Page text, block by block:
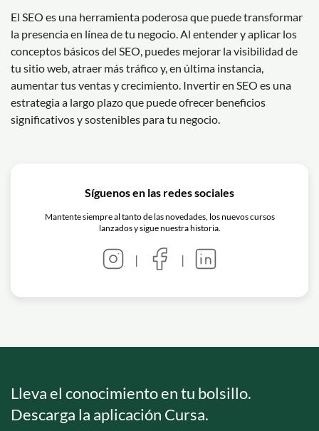
El SEO es una herramienta poderosa que puede transformar
la presencia en línea de tu negocio. Al entender y aplicar los
conceptos básicos del SEO, puedes mejorar la visibilidad de
tu sitio web, atraer más tráfico y, en última instancia,
aumentar tus ventas y crecimiento. Invertir en SEO es una
estrategia a largo plazo que puede ofrecer beneficios
significativos y sostenibles para tu negocio.
Síguenos en las redes sociales
Mantente siempre al tanto de las novedades, los nuevos cursos
lanzados y sigue nuestra historia.
| |
Lleva el conocimiento en tu bolsillo.
Descarga la aplicación Cursa.